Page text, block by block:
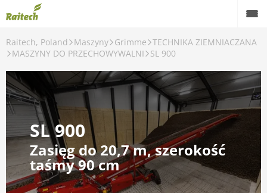
Raitech, Poland Maszyny Grimme TECHNIKA ZIEMNIACZANA
MASZYNY DO PRZECHOWYWALNI
SL 900
SL 900
Zasięg do 20,7 m, szerokość
taśmy 90 cm
Maszyny
Maszyny używane
Części zamienne
Serwis
Rolnictwo precyzyjne
Finansowanie